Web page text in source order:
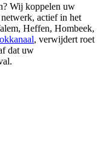
Wij koppelen uw
actief in het
Heffen, Hombeek,
, verwijdert roet
dat uw